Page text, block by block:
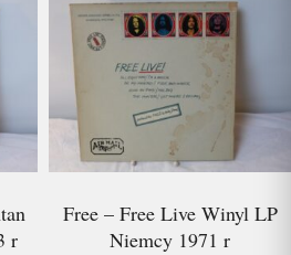
r
Free – Free Live Winyl LP
Niemcy 1971 r